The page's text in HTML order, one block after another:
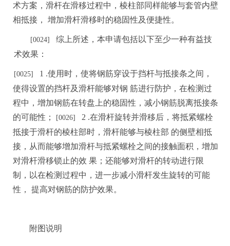
术方案，滑杆在滑移过程中，棱柱部同样能够与套管内壁
相抵接 ， 增加滑杆滑移时的稳固性及便捷性。
[0024] 综上所述，本申请包括以下至少一种有益技
术效果：
[0025] 1 .使用时，使将钢筋穿设于挡杆与抵接条之间，
使得设置的挡杆及滑杆能够对钢 筋进行防护，在检测过
程中，增加钢筋在转盘上的稳固性，减小钢筋脱离抵接条
的可能性；
[0026] 2 .在滑杆旋转并滑移后，将抵紧螺栓
抵接于滑杆的棱柱部时，滑杆能够与棱柱部 的侧壁相抵
接，从而能够增加滑杆与抵紧螺栓之间的接触面积，增加
对滑杆滑移锁止的效 果；还能够对滑杆的转动进行限
制，以在检测过程中，进一步减小滑杆发生旋转的可能
性 ， 提高对钢筋的防护效果。
附图说明